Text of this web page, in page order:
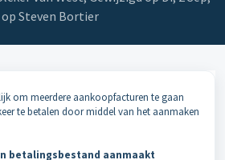
op Steven Bortier
om meerdere aankoopfacturen te gaan
te betalen door middel van het aanmaken
betalingsbestand aanmaakt